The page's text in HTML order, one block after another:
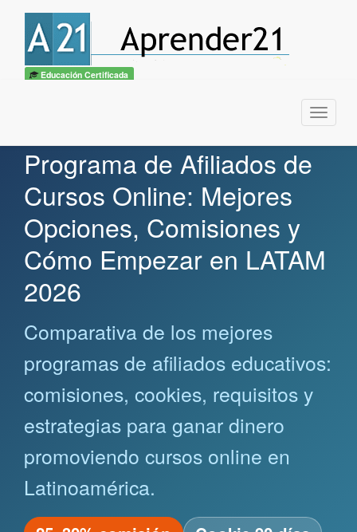
Educación Certificada
Menu
Programa de Afiliados de
Cursos Online: Mejores
Opciones, Comisiones y
Cómo Empezar en LATAM
2026
Comparativa de los mejores
programas de afiliados educativos:
comisiones, cookies, requisitos y
estrategias para ganar dinero
promoviendo cursos online en
Latinoamérica.